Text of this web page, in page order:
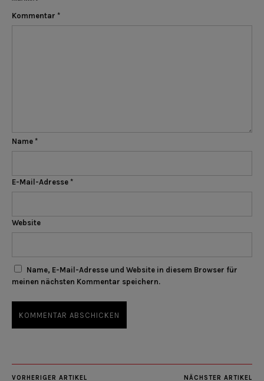
Kommentar *
Name *
E-Mail-Adresse *
Website
Name, E-Mail-Adresse und Website in diesem Browser für
meinen nächsten Kommentar speichern.
VORHERIGER ARTIKEL NÄCHSTER ARTIKEL